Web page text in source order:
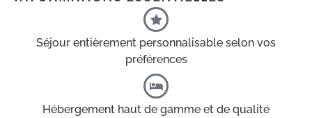
Séjour entièrement personnalisable selon vos
préférences
Hébergement haut de gamme et de qualité